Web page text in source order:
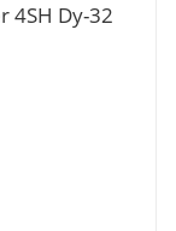
4SH Dу-32